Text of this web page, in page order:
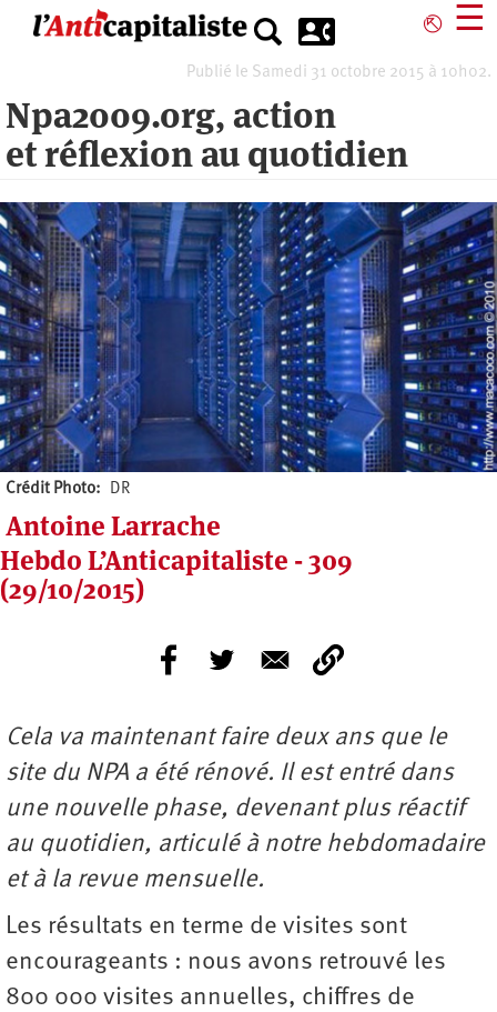
⎋ ☰
Publié le Samedi 31 octobre 2015 à 10h02.
Npa2009.org, action
et réflexion au quotidien
Crédit Photo DR
Antoine Larrache
Hebdo L’Anticapitaliste - 309
(29/10/2015)
Cela va maintenant faire deux ans que le
site du NPA a été rénové. Il est entré dans
une nouvelle phase, devenant plus réactif
au quotidien, articulé à notre hebdomadaire
et à la revue mensuelle.
Les résultats en terme de visites sont
encourageants : nous avons retrouvé les
800 000 visites annuelles, chiffres de